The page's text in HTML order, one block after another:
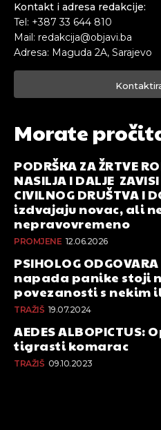
Kontakt i adresa redakcije:
Tel: +387 33 644 810
Mail: redakcija@objavi.ba
Adresa: Maguda 2A, Sarajevo
Morate
PODRŠKA ZA ŽRTVE
NASILJA I DALJE
CIVILNOG DRUŠTVA I
izdvajaju novac, ali
nepravovremeno
PROMJENE 12.06.2026
PSIHOLOG
napada panike stoji
povezanosti s nekim
TRAŽIŠ 19.07.2024
AEDES ALBOPICTUS:
tigrasti komarac
TRAŽIŠ 09.10.2023